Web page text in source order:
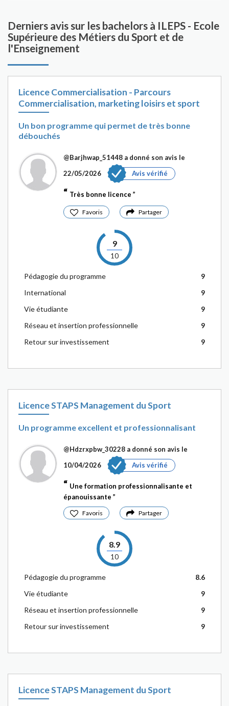
Derniers avis sur les bachelors à ILEPS - Ecole
Supérieure des Métiers du Sport et de
l'Enseignement
Licence Commercialisation - Parcours
Commercialisation, marketing loisirs et sport
Un bon programme qui permet de très bonne
débouchés
@Barjhwap_51448 a donné son avis le
22/05/2026
Avis vérifié
Très bonne licence
Favoris Partager
9
10
Pédagogie du programme
9
International
9
Vie étudiante
9
Réseau et insertion professionnelle
9
Retour sur investissement
9
Licence STAPS Management du Sport
Un programme excellent et professionnalisant
@Hdzrxpbw_30228 a donné son avis le
10/04/2026
Avis vérifié
Une formation professionnalisante et
épanouissante
Favoris Partager
8.9
10
Pédagogie du programme
8.6
Vie étudiante
9
Réseau et insertion professionnelle
9
Retour sur investissement
9
Licence STAPS Management du Sport